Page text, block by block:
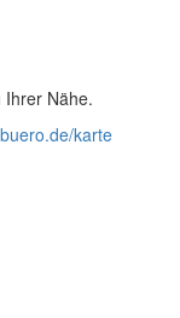
Ihrer Nähe.
karte